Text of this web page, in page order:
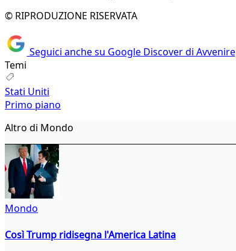
© RIPRODUZIONE RISERVATA
Seguici anche su Google Discover di Avvenire
Temi
Stati Uniti
Primo piano
Altro di Mondo
Mondo
Così Trump ridisegna l'America Latina